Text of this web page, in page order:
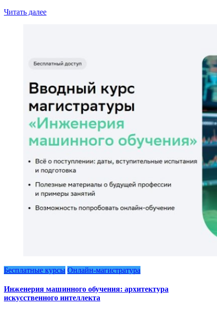
Читать далее
Бесплатные курсы Онлайн-магистратура
Инженерия машинного обучения: архитектура
искусственного интеллекта